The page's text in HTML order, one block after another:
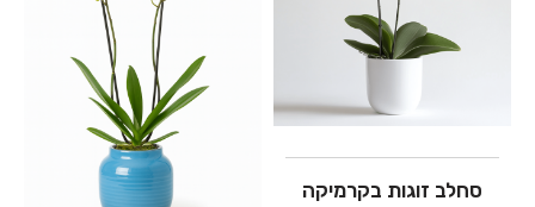
סחלב זוגות בקרמיקה